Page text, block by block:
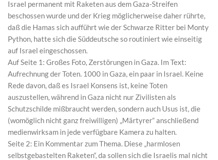
Israel permanent mit Raketen aus dem Gaza-Streifen
beschossen wurde und der Krieg möglicherweise daher rührte,
daß die Hamas sich aufführt wie der Schwarze Ritter bei Monty
Python, hatte sich die Süddeutsche so routiniert wie einseitig
auf Israel eingeschossen.
Auf Seite 1: Großes Foto, Zerstörungen in Gaza. Im Text:
Aufrechnung der Toten. 1000 in Gaza, ein paar in Israel. Keine
Rede davon, daß es Israel Konsens ist, keine Toten
auszustellen, während in Gaza nicht nur Zivilisten als
Schutzschilde mißbraucht werden, sondern auch Usus ist, die
(womöglich nicht ganz freiwilligen) „Märtyrer“ anschließend
medienwirksam in jede verfügbare Kamera zu halten.
Seite 2: Ein Kommentar zum Thema. Diese „harmlosen
selbstgebastelten Raketen“, da sollen sich die Israelis mal nicht